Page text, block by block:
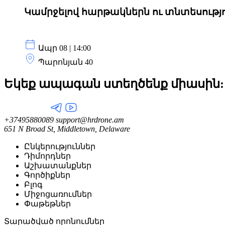
Կամրջելով հարթակներն ու
Ապր 08 | 14:00
Պարոնյան 40
Եկեք ապագան ստեղծենք միասին:
+37495880089 support@hrdrone.am
651 N Broad St, Middletown, Delaware
Ընկերություններ
Դիմորդներ
Աշխատանքներ
Գործիքներ
Բլոգ
Միջոցառումներ
Փաթեթներ
Տարածված որոնումներ